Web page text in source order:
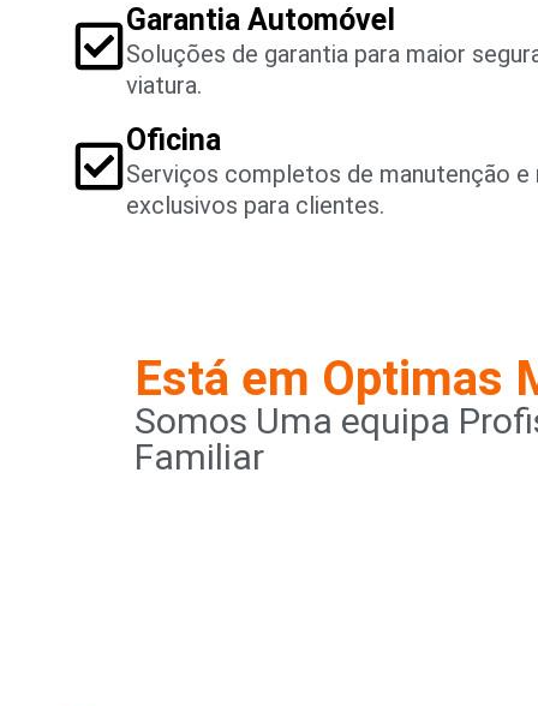
Garantia Automóvel
Soluções de garantia para maior
viatura.
Oficina
Serviços completos de manutenção e
exclusivos para clientes.
Está em Optimas
Somos Uma equipa
Familiar